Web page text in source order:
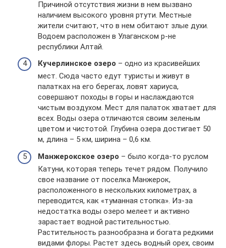
Причиной отсутствия жизни в нем вызвано
наличием высокого уровня ртути. Местные
жители считают, что в нем обитают злые духи.
Водоем расположен в Улаганском р-не
республики Алтай.
Кучерлинское озеро – одно из красивейших
мест. Сюда часто едут туристы и живут в
палатках на его берегах, ловят хариуса,
совершают походы в горы и наслаждаются
чистым воздухом. Мест для палаток хватает для
всех. Воды озера отличаются своим зеленым
цветом и чистотой. Глубина озера достигает 50
м, длина – 5 км, ширина – 0,6 км.
Манжерокское озеро – было когда-то руслом
Катуни, которая теперь течет рядом. Получило
свое название от поселка Манжерок,
расположенного в нескольких километрах, а
переводится, как «туманная стопка». Из-за
недостатка воды озеро мелеет и активно
зарастает водной растительностью.
Растительность разнообразна и богата редкими
видами флоры. Растет здесь водный орех, своим